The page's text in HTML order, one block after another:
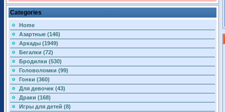
Categories
Home
Азартные (146)
Аркады (1949)
Бегалки (72)
Бродилки (530)
Головоломки (99)
Гонки (360)
Для девочек (43)
Драки (168)
Игры для детей (8)